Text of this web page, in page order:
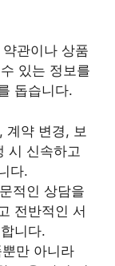
관이나 상품
있는 정보를
돕습니다.
계약 변경, 보
시 신속하고
다.
적인 상담을
전반적인 서
니다.
만 아니라